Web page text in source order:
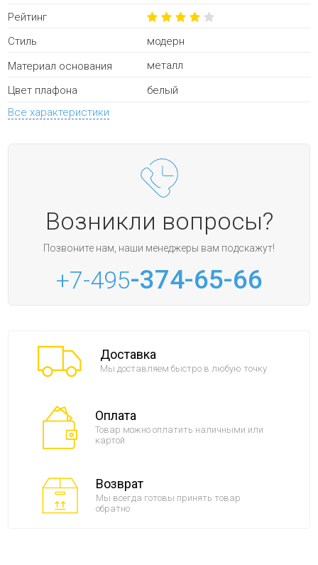
Рейтинг
Стиль
модерн
Материал основания
металл
Цвет плафона
белый
Все характеристики
Возникли вопросы?
Позвоните нам, наши менеджеры вам подскажут!
+7-495-374-65-66
Доставка
Мы доставляем быстро в любую точку
Оплата
Товар можно оплатить наличными или
картой
Возврат
Мы всегда готовы принять товар
обратно